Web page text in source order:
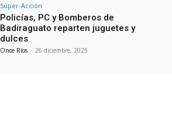
Súper-Acción
Policías, PC y Bomberos de
Badiraguato reparten juguetes y
dulces
Once Ríos - 26 diciembre, 2025